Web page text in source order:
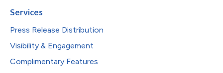
Services
Press Release Distribution
Visibility & Engagement
Complimentary Features